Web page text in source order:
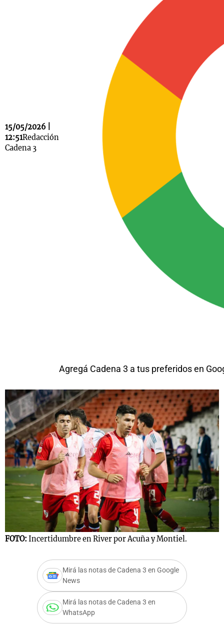
15/05/2026 |
12:51Redacción
Cadena 3
Agregá Cadena 3 a tus preferidos en
FOTO: Incertidumbre en River por Acuña y Montiel.
Mirá las notas de Cadena 3 en Google
News
Mirá las notas de Cadena 3 en
WhatsApp
Mundial 2026
La Sole en
Cadena 3